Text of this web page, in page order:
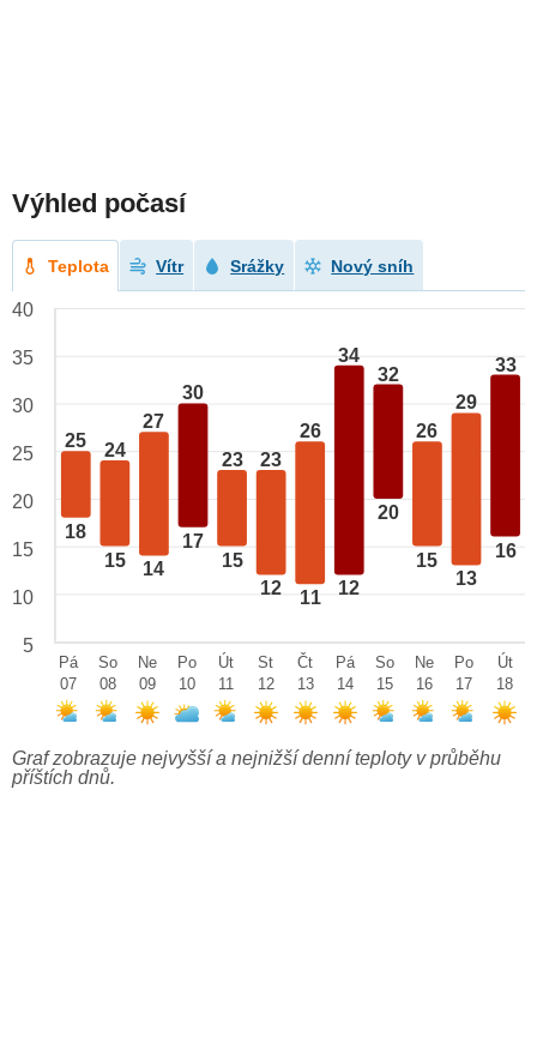
Výhled počasí
Teplota Vítr Srážky Nový sníh
25
18
24
15
27
14
30
17
23
15
23
12
26
11
34
12
32
20
26
15
29
13
33
16
40
35
30
25
20
15
10
5
Pá
07
So
08
Ne
09
Po
10
Út
11
St
12
Čt
13
Pá
14
So
15
Ne
16
Po
17
Út
18
Graf zobrazuje nejvyšší a nejnižší denní teploty v průběhu
příštích dnů.